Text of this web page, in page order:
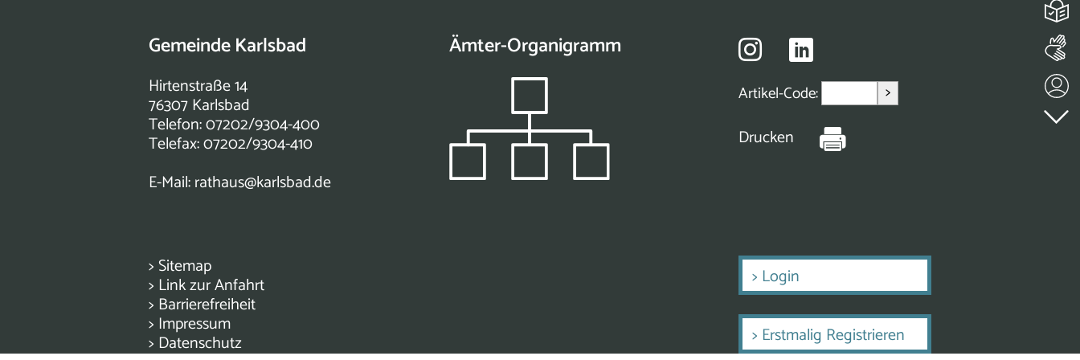
Gemeinde Karlsbad
Hirtenstraße 14
76307 Karlsbad
Telefon: 07202/9304-400
Telefax: 07202/9304-410
E-Mail:rathaus@karlsbad.de
> Sitemap
> Link zur Anfahrt
> Barrierefreiheit
> Impressum
> Datenschutz
Ämter-Organigramm
Artikel-Code: >
Drucken
> Login
> Erstmalig Registrieren